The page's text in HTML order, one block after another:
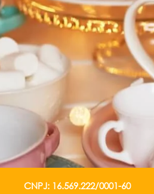
CNPJ: 16.569.222/0001-60